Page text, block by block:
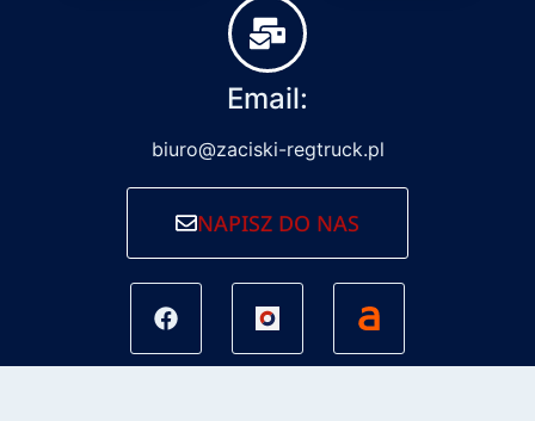
Email:
biuro@zaciski-regtruck.pl
NAPISZ DO NAS